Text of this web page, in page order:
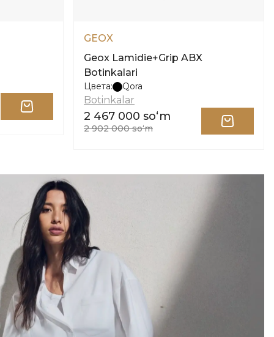
GEOX
Geox Lamidie+Grip ABX
Botinkalari
Цвета: Qora
Botinkalar
2 467 000 soʻm
2 902 000 soʻm